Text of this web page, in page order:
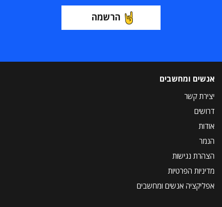
הרשמה
אנשים ומחשבים
יצירת קשר
דרושים
אודות
הנמר
הצהרת נגישות
מדיניות הפרטיות
אפליקציה אנשים ומחשבים